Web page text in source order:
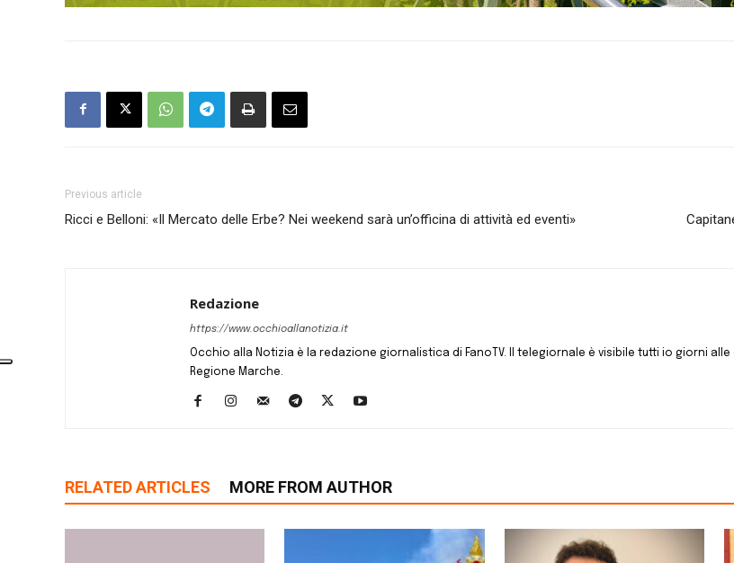
Previous article
Ricci e Belloni: «Il Mercato delle Erbe? Nei weekend sarà un’officina di attività ed eventi»
Redazione
https://www.occhioallanotizia.it
Occhio alla Notizia è la redazione giornalistica di FanoTV. Il telegiornale è visibile tutti io giorni
Regione Marche.
RELATED ARTICLES MORE FROM AUTHOR